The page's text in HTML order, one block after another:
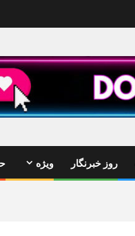
روز خبرنگار ویژه